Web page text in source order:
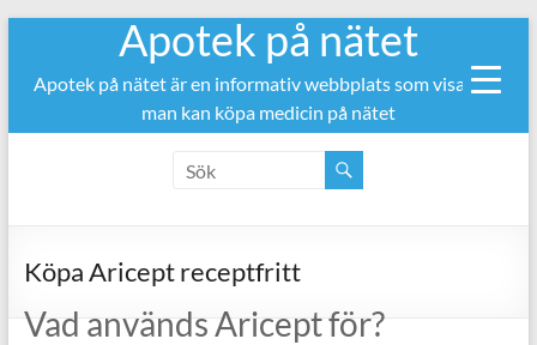
innehåll
Apotek på nätet
Apotek på nätet är en informativ webbplats som visar var
man kan köpa medicin på nätet
Köpa Aricept receptfritt
Vad används Aricept för?